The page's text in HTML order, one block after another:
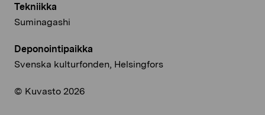
Tekniikka
Suminagashi
Deponointipaikka
Svenska kulturfonden, Helsingfors
© Kuvasto 2026